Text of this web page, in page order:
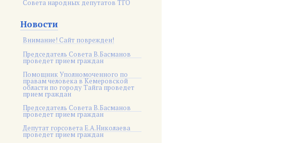
Совета народных депутатов ТГО
Новости
Внимание! Сайт поврежден!
Председатель Совета В.Басманов
проведет прием граждан
Помощник Уполномоченного по
правам человека в Кемеровской
области по городу Тайга проведет
прием граждан
Председатель Совета В.Басманов
проведет прием граждан
Депутат горсовета Е.А.Николаева
проведет прием граждан